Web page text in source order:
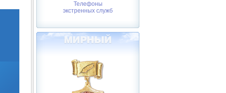
Телефоны
экстренных служб